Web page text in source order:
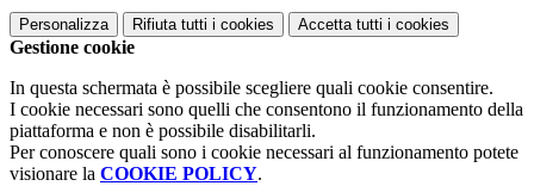
Personalizza Rifiuta tutti i cookies Accetta tutti i cookies
Gestione cookie
In questa schermata è possibile scegliere quali cookie consentire.
I cookie necessari sono quelli che consentono il funzionamento della
piattaforma e non è possibile disabilitarli.
Per conoscere quali sono i cookie necessari al funzionamento potete
visionare la COOKIE POLICY.